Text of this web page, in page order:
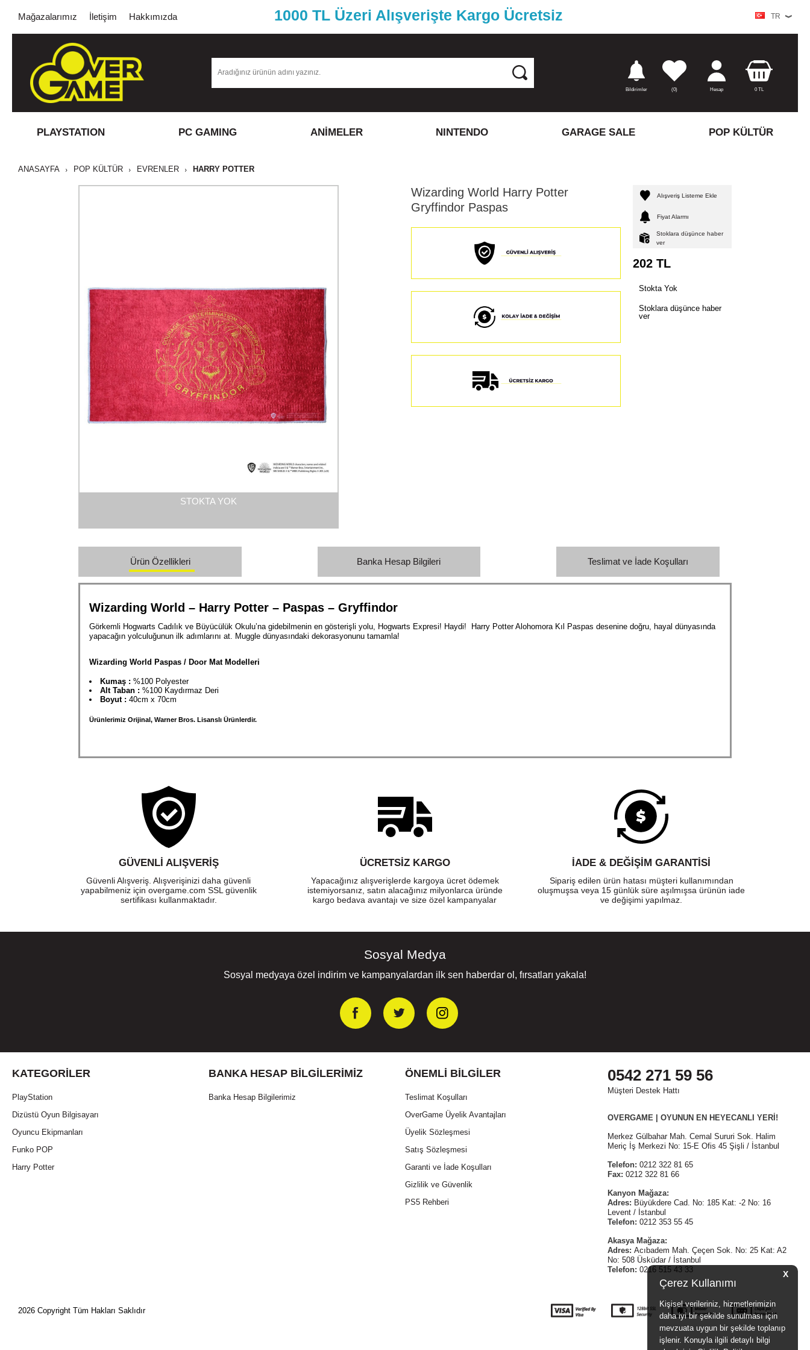
X
Çerez Kullanımı
Kişisel verileriniz, hizmetlerimizin
daha iyi bir şekilde sunulması için
mevzuata uygun bir şekilde toplanıp
işlenir. Konuyla ilgili detaylı bilgi
Mağazalarımız İletişim Hakkımızda 1000 TL Üzeri Alışverişte Kargo Ücretsiz TR
Bildirimler (0) Hesap 0TL
PLAYSTATION PC GAMING ANİMELER NINTENDO GARAGE SALE POP KÜLTÜR
ANASAYFA POP KÜLTÜR EVRENLER HARRY POTTER
STOKTA YOK
Wizarding World Harry Potter
Gryffindor Paspas
Alışveriş Listeme Ekle
Fiyat Alarmı
Stoklara düşünce haber
ver
202TL
Stokta Yok
Stoklara düşünce haber
ver
Ürün Özellikleri Banka Hesap Bilgileri Teslimat ve İade Koşulları
Wizarding World – Harry Potter – Paspas – Gryffindor
Görkemli Hogwarts Cadılık ve Büyücülük Okulu’na gidebilmenin en gösterişli yolu, Hogwarts Expresi! Haydi! Harry Potter Alohomora Kıl Paspas desenine doğru, hayal dünyasında
yapacağın yolculuğunun ilk adımlarını at. Muggle dünyasındaki dekorasyonunu tamamla!
Wizarding World Paspas / Door Mat Modelleri
Kumaş : %100 Polyester
Alt Taban : %100 Kaydırmaz Deri
Boyut : 40cm x 70cm
Ürünlerimiz Orijinal, Warner Bros. Lisanslı Ürünlerdir.
GÜVENLI ALIŞVERIŞ
Güvenli Alışveriş. Alışverişinizi daha güvenli
yapabilmeniz için overgame.com SSL güvenlik
sertifikası kullanmaktadır.
ÜCRETSIZ KARGO
Yapacağınız alışverişlerde kargoya ücret ödemek
istemiyorsanız, satın alacağınız milyonlarca üründe
kargo bedava avantajı ve size özel kampanyalar
İADE & DEĞİŞİM GARANTİSİ
Sipariş edilen ürün hatası müşteri kullanımından
oluşmuşsa veya 15 günlük süre aşılmışsa ürünün iade
ve değişimi yapılmaz.
Sosyal Medya
Sosyal medyaya özel indirim ve kampanyalardan ilk sen haberdar ol, fırsatları yakala!
KATEGORILER
PlayStation
Dizüstü Oyun Bilgisayarı
Oyuncu Ekipmanları
Funko POP
Harry Potter
BANKA HESAP BILGILERIMIZ
Banka Hesap Bilgilerimiz
ÖNEMLI BILGILER
Teslimat Koşulları
OverGame Üyelik Avantajları
Üyelik Sözleşmesi
Satış Sözleşmesi
Garanti ve İade Koşulları
Gizlilik ve Güvenlik
PS5 Rehberi
0542 271 59 56
Müşteri Destek Hattı
OVERGAME | OYUNUN EN HEYECANLI YERİ!
Merkez Gülbahar Mah. Cemal Sururi Sok. Halim
Meriç İş Merkezi No: 15-E Ofis 45 Şişli / İstanbul
Telefon: 0212 322 81 65
Fax: 0212 322 81 66
Kanyon Mağaza:
Adres: Büyükdere Cad. No: 185 Kat: -2 No: 16
Levent / İstanbul
Telefon: 0212 353 55 45
Akasya Mağaza:
Adres: Acıbadem Mah. Çeçen Sok. No: 25 Kat: A2
No: 508 Üsküdar / İstanbul
Telefon: 0216 515 43 33
2026 Copyright Tüm Hakları Saklıdır